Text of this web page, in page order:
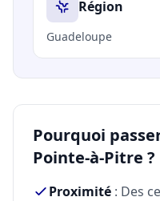
Région
Guadeloupe
Pourquoi
Pointe-à-Pitre ?
Proximité : Des